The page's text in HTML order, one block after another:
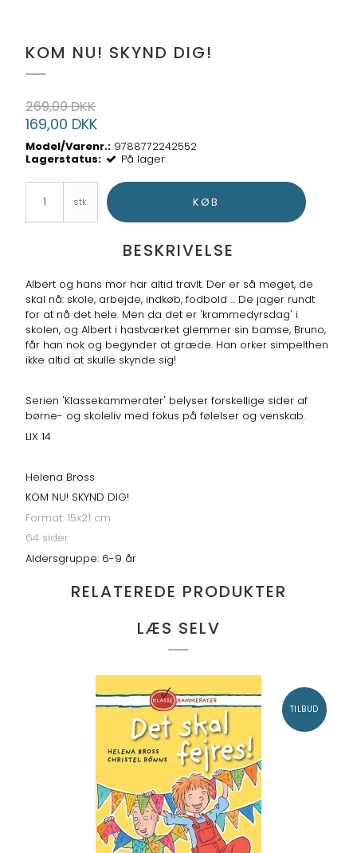
KOM NU! SKYND DIG!
269,00 DKK
169,00 DKK
Model/Varenr.: 9788772242552
Lagerstatus:
På lager.
stk. KØB
BESKRIVELSE
Albert og hans mor har altid travlt. Der er så meget, de
skal nå: skole, arbejde, indkøb, fodbold ... De jager rundt
for at nå det hele. Men da det er 'krammedyrsdag' i
skolen, og Albert i hastværket glemmer sin bamse, Bruno,
får han nok og begynder at græde. Han orker simpelthen
ikke altid at skulle skynde sig!
Serien 'Klassekammerater' belyser forskellige sider af
børne- og skoleliv med fokus på følelser og venskab.
LIX 14
Helena Bross
KOM NU! SKYND DIG!
Format: 15x21 cm
64 sider
Aldersgruppe: 6-9 år
RELATEREDE PRODUKTER
LÆS SELV
TILBUD